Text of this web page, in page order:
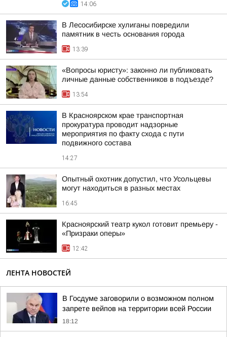
14:06
В Лесосибирске хулиганы повредили
памятник в честь основания города
13:39
«Вопросы юристу»: законно ли публиковать
личные данные собственников в подъезде?
13:54
В Красноярском крае транспортная
прокуратура проводит надзорные
мероприятия по факту схода с пути
подвижного состава
14:27
Опытный охотник допустил, что Усольцевы
могут находиться в разных местах
16:45
Красноярский театр кукол готовит премьеру -
«Призраки оперы»
12:42
ЛЕНТА НОВОСТЕЙ
В Госдуме заговорили о возможном полном
запрете вейпов на территории всей России
18:12